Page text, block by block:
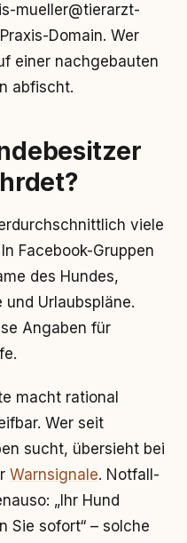
mueller@tierarzt-
Domain. Wer
einer nachgebauten
abfischt.
viele
Facebook-Gruppen
des Hundes,
Urlaubspläne.
Angaben für
macht rational
Wer seit
sucht, übersieht bei
Warnsignale. Notfall-
„Ihr Hund
Sie sofort“ – solche